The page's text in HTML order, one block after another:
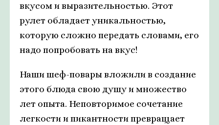
вкусом и выразительностью. Этот
рулет обладает уникальностью,
которую сложно передать словами, его
надо попробовать на вкус!
Наши шеф-повары вложили в создание
этого блюда свою душу и множество
лет опыта. Неповторимое сочетание
легкости и пикантности превращает